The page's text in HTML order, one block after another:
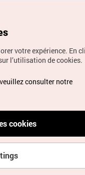
en Corée.
de renseignements,
votre expérience. En
l’utilisation de cookies.
consulter notre
cookies